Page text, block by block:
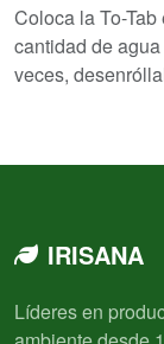
Coloca la To-
cantidad de
veces,
IRISANA
Líderes en